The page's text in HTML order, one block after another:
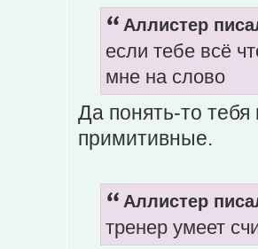
Аллистер
если тебе всё
мне на слово
Да понять-то
примитивные.
Аллистер
тренер умеет